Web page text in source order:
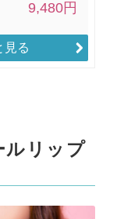
見る
ルリップ